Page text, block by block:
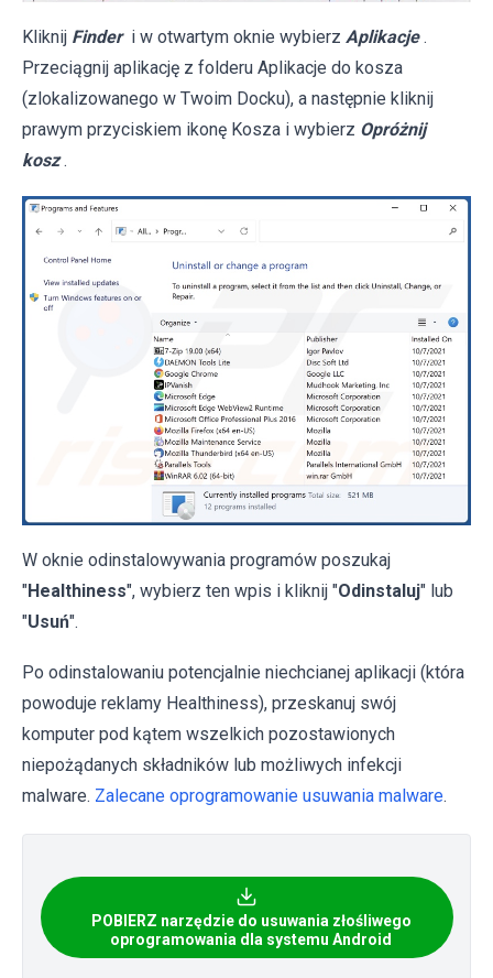
Kliknij Finder i w otwartym oknie wybierz Aplikacje .
Przeciągnij aplikację z folderu Aplikacje do kosza
(zlokalizowanego w Twoim Docku), a następnie kliknij
prawym przyciskiem ikonę Kosza i wybierz Opróżnij
kosz .
W oknie odinstalowywania programów poszukaj
"Healthiness", wybierz ten wpis i kliknij "Odinstaluj" lub
"Usuń".
Po odinstalowaniu potencjalnie niechcianej aplikacji (która
powoduje reklamy Healthiness), przeskanuj swój
komputer pod kątem wszelkich pozostawionych
niepożądanych składników lub możliwych infekcji
malware. Zalecane oprogramowanie usuwania malware.
POBIERZ narzędzie do usuwania złośliwego
oprogramowania dla systemu Android